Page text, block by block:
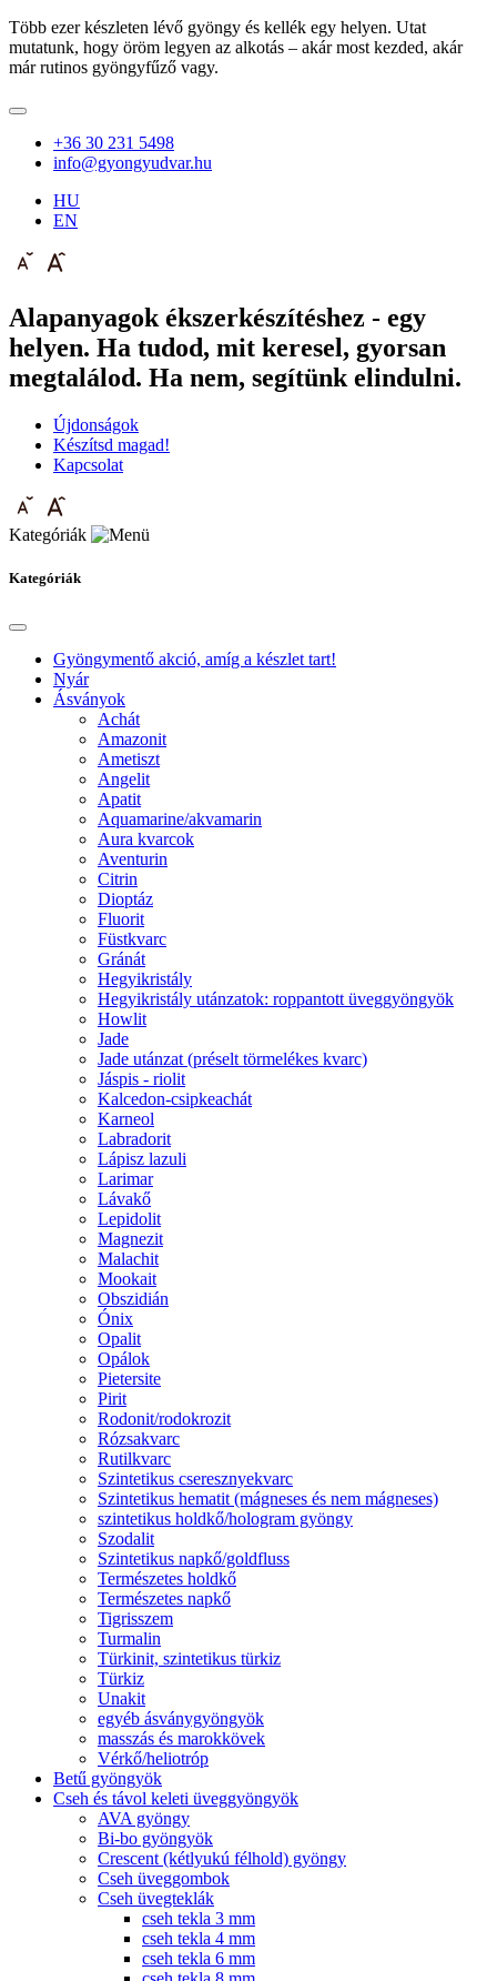
Több ezer készleten lévő gyöngy és kellék egy helyen. Utat
mutatunk, hogy öröm legyen az alkotás – akár most kezded, akár
már rutinos gyöngyfűző vagy.
+36 30 231 5498
info@gyongyudvar.hu
HU
EN
Alapanyagok ékszerkészítéshez - egy
helyen. Ha tudod, mit keresel, gyorsan
megtalálod. Ha nem, segítünk elindulni.
Újdonságok
Készítsd magad!
Kapcsolat
Kategóriák
Kategóriák
Gyöngymentő akció, amíg a készlet tart!
Nyár
Ásványok
Achát
Amazonit
Ametiszt
Angelit
Apatit
Aquamarine/akvamarin
Aura kvarcok
Aventurin
Citrin
Dioptáz
Fluorit
Füstkvarc
Gránát
Hegyikristály
Hegyikristály utánzatok: roppantott üveggyöngyök
Howlit
Jade
Jade utánzat (préselt törmelékes kvarc)
Jáspis - riolit
Kalcedon-csipkeachát
Karneol
Labradorit
Lápisz lazuli
Larimar
Lávakő
Lepidolit
Magnezit
Malachit
Mookait
Obszidián
Ónix
Opalit
Opálok
Pietersite
Pirit
Rodonit/rodokrozit
Rózsakvarc
Rutilkvarc
Szintetikus cseresznyekvarc
Szintetikus hematit (mágneses és nem mágneses)
szintetikus holdkő/hologram gyöngy
Szodalit
Szintetikus napkő/goldfluss
Természetes holdkő
Természetes napkő
Tigrisszem
Turmalin
Türkinit, szintetikus türkiz
Türkiz
Unakit
egyéb ásványgyöngyök
masszás és marokkövek
Vérkő/heliotróp
Betű gyöngyök
Cseh és távol keleti üveggyöngyök
AVA gyöngy
Bi-bo gyöngyök
Crescent (kétlyukú félhold) gyöngy
Cseh üveggombok
Cseh üvegteklák
cseh tekla 3 mm
cseh tekla 4 mm
cseh tekla 6 mm